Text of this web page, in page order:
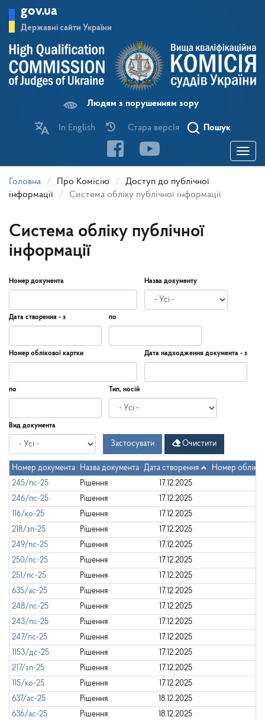
основного
матеріалу
gov.ua
Державні сайти України
Людям з порушенням зору
In English Стара версІя Пошук
Toggle
Головна Про Комісію
Доступ до публічної
інформації
Система обліку публічної інформації
Система обліку публічної
інформації
Номер документа Назва документу
Дата створення - з
Дата
Дата
створення
з
по
Номер облікової картки Дата надходження документа - з
надходження
-
по
Дата
по
Тип, носій
Вид документа
Застосувати Очистити
Номер документа Назва документа Дата створення
Номер
245/пс-25
Рішення
17.12.2025
246/пс-25
Рішення
17.12.2025
116/ко-25
Рішення
17.12.2025
218/зп-25
Рішення
17.12.2025
249/пс-25
Рішення
17.12.2025
250/пс-25
Рішення
17.12.2025
251/пс-25
Рішення
17.12.2025
635/ас-25
Рішення
17.12.2025
248/пс-25
Рішення
17.12.2025
243/пс-25
Рішення
17.12.2025
247/пс-25
Рішення
17.12.2025
1153/дс-25
Рішення
17.12.2025
217/зп-25
Рішення
17.12.2025
115/ко-25
Рішення
17.12.2025
637/ас-25
Рішення
18.12.2025
636/ас-25
Рішення
18.12.2025